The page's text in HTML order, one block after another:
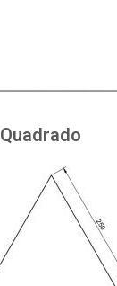
Quadrado